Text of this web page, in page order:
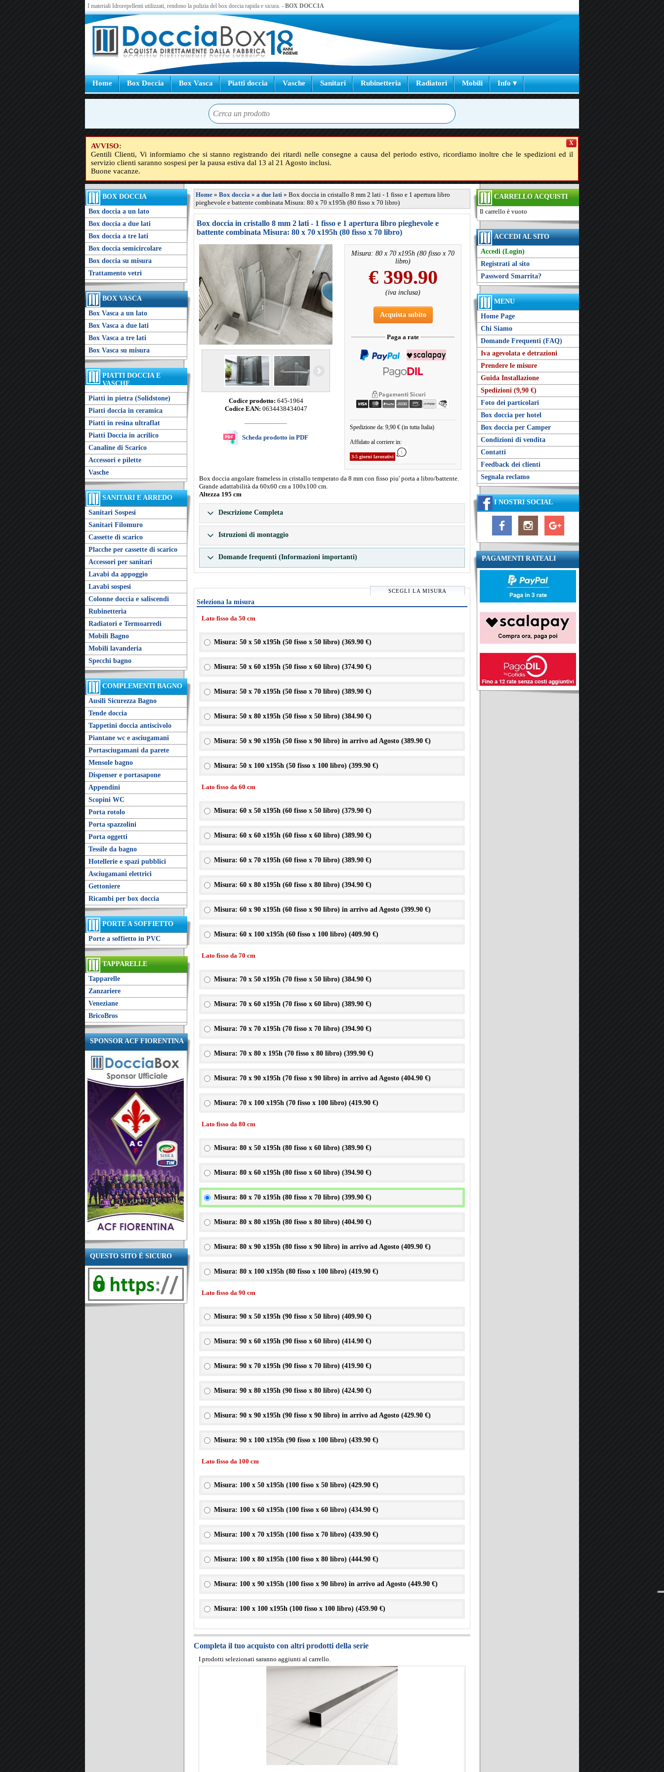
I materiali Idrorepellenti utilizzati, rendono la pulizia del box doccia rapida e sicura. - BOX DOCCIA
Home Box Doccia Box Vasca Piatti doccia Vasche Sanitari Rubinetteria Radiatori Mobili Info ▾
AVVISO:
Gentili Clienti, Vi informiamo che si stanno registrando dei ritardi nelle consegne a causa del periodo estivo, ricordiamo inoltre che le spedizioni ed il
servizio clienti saranno sospesi per la pausa estiva dal 13 al 21 Agosto inclusi.
Buone vacanze.
X
BOX DOCCIA
Box doccia a un lato
Box doccia a due lati
Box doccia a tre lati
Box doccia semicircolare
Box doccia su misura
Trattamento vetri
BOX VASCA
Box Vasca a un lato
Box Vasca a due lati
Box Vasca a tre lati
Box Vasca su misura
PIATTI DOCCIA E
VASCHE
Piatti in pietra (Solidstone)
Piatti doccia in ceramica
Piatti in resina ultraflat
Piatti Doccia in acrilico
Canaline di Scarico
Accessori e pilette
Vasche
SANITARI E ARREDO
Sanitari Sospesi
Sanitari Filomuro
Cassette di scarico
Placche per cassette di scarico
Accessori per sanitari
Lavabi da appoggio
Lavabi sospesi
Colonne doccia e saliscendi
Rubinetteria
Radiatori e Termoarredi
Mobili Bagno
Mobili lavanderia
Specchi bagno
COMPLEMENTI BAGNO
Ausili Sicurezza Bagno
Tende doccia
Tappetini doccia antiscivolo
Piantane wc e asciugamani
Portasciugamani da parete
Mensole bagno
Dispenser e portasapone
Appendini
Scopini WC
Porta rotolo
Porta spazzolini
Porta oggetti
Tessile da bagno
Hotellerie e spazi pubblici
Asciugamani elettrici
Gettoniere
Ricambi per box doccia
PORTE A SOFFIETTO
Porte a soffietto in PVC
TAPPARELLE
Tapparelle
Zanzariere
Veneziane
BricoBros
SPONSOR ACF FIORENTINA
QUESTO SITO È SICURO
CARRELLO ACQUISTI
Il carrello è vuoto
ACCEDI AL SITO
Accedi (Login)
Registrati al sito
Password Smarrita?
MENU
Home Page
Chi Siamo
Domande Frequenti (FAQ)
Iva agevolata e detrazioni
Prendere le misure
Guida Installazione
Spedizioni (9,90 €)
Foto dei particolari
Box doccia per hotel
Box doccia per Camper
Condizioni di vendita
Contatti
Feedback dei clienti
Segnala reclamo
I NOSTRI SOCIAL
PAGAMENTI RATEALI
Home » Box doccia » a due lati » Box doccia in cristallo 8 mm 2 lati - 1 fisso e 1 apertura libro
pieghevole e battente combinata Misura: 80 x 70 x195h (80 fisso x 70 libro)
Box doccia in cristallo 8 mm 2 lati - 1 fisso e 1 apertura libro pieghevole e
battente combinata Misura: 80 x 70 x195h (80 fisso x 70 libro)
Codice prodotto: 645-1964
Codice EAN: 0634438434047
Scheda prodotto in PDF
Misura: 80 x 70 x195h (80 fisso x 70
libro)
€ 399.90
(iva inclusa)
Acquista subito
Paga a rate
Spedizione da: 9,90 € (in tutta Italia)
Affidato al corriere in:
3-5 giorni lavorativi
Box doccia angolare frameless in cristallo temperato da 8 mm con fisso piu' porta a libro/battente.
Grande adattabilità da 60x60 cm a 100x100 cm.
Altezza 195 cm
Descrizione Completa
Istruzioni di montaggio
Domande frequenti (Informazioni importanti)
SCEGLI LA MISURA
Seleziona la misura
Lato fisso da 50 cm
Misura: 50 x 50 x195h (50 fisso x 50 libro) (369.90 €)
Misura: 50 x 60 x195h (50 fisso x 60 libro) (374.90 €)
Misura: 50 x 70 x195h (50 fisso x 70 libro) (389.90 €)
Misura: 50 x 80 x195h (50 fisso x 50 libro) (384.90 €)
Misura: 50 x 90 x195h (50 fisso x 90 libro) in arrivo ad Agosto (389.90 €)
Misura: 50 x 100 x195h (50 fisso x 100 libro) (399.90 €)
Lato fisso da 60 cm
Misura: 60 x 50 x195h (60 fisso x 50 libro) (379.90 €)
Misura: 60 x 60 x195h (60 fisso x 60 libro) (389.90 €)
Misura: 60 x 70 x195h (60 fisso x 70 libro) (389.90 €)
Misura: 60 x 80 x195h (60 fisso x 80 libro) (394.90 €)
Misura: 60 x 90 x195h (60 fisso x 90 libro) in arrivo ad Agosto (399.90 €)
Misura: 60 x 100 x195h (60 fisso x 100 libro) (409.90 €)
Lato fisso da 70 cm
Misura: 70 x 50 x195h (70 fisso x 50 libro) (384.90 €)
Misura: 70 x 60 x195h (70 fisso x 60 libro) (389.90 €)
Misura: 70 x 70 x195h (70 fisso x 70 libro) (394.90 €)
Misura: 70 x 80 x 195h (70 fisso x 80 libro) (399.90 €)
Misura: 70 x 90 x195h (70 fisso x 90 libro) in arrivo ad Agosto (404.90 €)
Misura: 70 x 100 x195h (70 fisso x 100 libro) (419.90 €)
Lato fisso da 80 cm
Misura: 80 x 50 x195h (80 fisso x 60 libro) (389.90 €)
Misura: 80 x 60 x195h (80 fisso x 60 libro) (394.90 €)
Misura: 80 x 70 x195h (80 fisso x 70 libro) (399.90 €)
Misura: 80 x 80 x195h (80 fisso x 80 libro) (404.90 €)
Misura: 80 x 90 x195h (80 fisso x 90 libro) in arrivo ad Agosto (409.90 €)
Misura: 80 x 100 x195h (80 fisso x 100 libro) (419.90 €)
Lato fisso da 90 cm
Misura: 90 x 50 x195h (90 fisso x 50 libro) (409.90 €)
Misura: 90 x 60 x195h (90 fisso x 60 libro) (414.90 €)
Misura: 90 x 70 x195h (90 fisso x 70 libro) (419.90 €)
Misura: 90 x 80 x195h (90 fisso x 80 libro) (424.90 €)
Misura: 90 x 90 x195h (90 fisso x 90 libro) in arrivo ad Agosto (429.90 €)
Misura: 90 x 100 x195h (90 fisso x 100 libro) (439.90 €)
Lato fisso da 100 cm
Misura: 100 x 50 x195h (100 fisso x 50 libro) (429.90 €)
Misura: 100 x 60 x195h (100 fisso x 60 libro) (434.90 €)
Misura: 100 x 70 x195h (100 fisso x 70 libro) (439.90 €)
Misura: 100 x 80 x195h (100 fisso x 80 libro) (444.90 €)
Misura: 100 x 90 x195h (100 fisso x 90 libro) in arrivo ad Agosto (449.90 €)
Misura: 100 x 100 x195h (100 fisso x 100 libro) (459.90 €)
Completa il tuo acquisto con altri prodotti della serie
I prodotti selezionati saranno aggiunti al carrello.